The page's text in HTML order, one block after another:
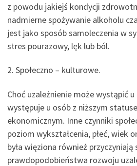
z powodu jakiejś kondycji
nadmierne spożywanie alkoholu
jest jako sposób samoleczenia w
stres pourazowy, lęk lub ból.
2. Społeczno – kulturowe.
Choć uzależnienie może wystąpić
występuje u osób z niższym
ekonomicznym. Inne czynniki
poziom wykształcenia, płeć, wiek
była więziona również
prawdopodobieństwa rozwoju